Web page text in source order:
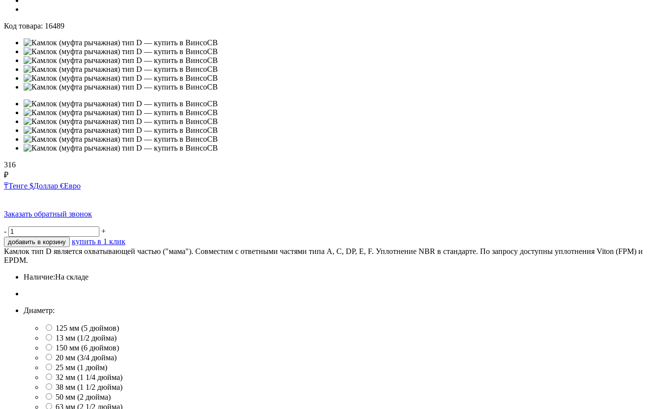
Код товара: 16489
316
₽
₸Тенге $Доллар €Евро
Заказать обратный звонок
- +
добавить в корзину
купить в 1 клик
Камлок тип D является охватывающей частью ("мама"). Совместим с ответными частями типа A, C, DP, E, F. Уплотнение NBR в стандарте. По запросу доступны уплотнения Viton (FPM) и
EPDM.
Наличие:На складе
Диаметр:
125 мм (5 дюймов)
13 мм (1/2 дюйма)
150 мм (6 дюймов)
20 мм (3/4 дюйма)
25 мм (1 дюйм)
32 мм (1 1/4 дюйма)
38 мм (1 1/2 дюйма)
50 мм (2 дюйма)
63 мм (2 1/2 дюйма)